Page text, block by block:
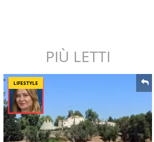
PIÙ LETTI
LIFESTYLE